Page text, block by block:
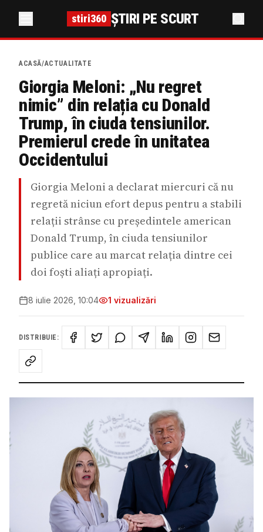
stiri360 ȘTIRI PE SCURT
ACASĂ/ACTUALITATE
Giorgia Meloni: „Nu regret
nimic” din relația cu Donald
Trump, în ciuda tensiunilor.
Premierul crede în unitatea
Occidentului
Giorgia Meloni a declarat miercuri că nu
regretă niciun efort depus pentru a stabili
relații strânse cu președintele american
Donald Trump, în ciuda tensiunilor
publice care au marcat relația dintre cei
doi foști aliați apropiați.
8 iulie 2026, 10:04 1 vizualizări
DISTRIBUIE: